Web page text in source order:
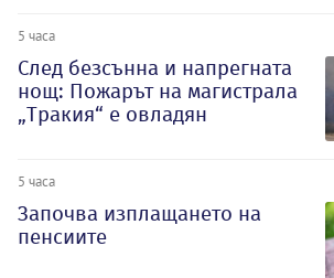
5 часа
След безсънна и напрегната
нощ: Пожарът на магистрала
„Тракия“ е овладян
5 часа
Започва изплащането на
пенсиите